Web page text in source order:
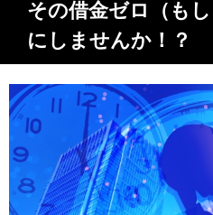
その借金ゼロ（もし
にしませんか！？